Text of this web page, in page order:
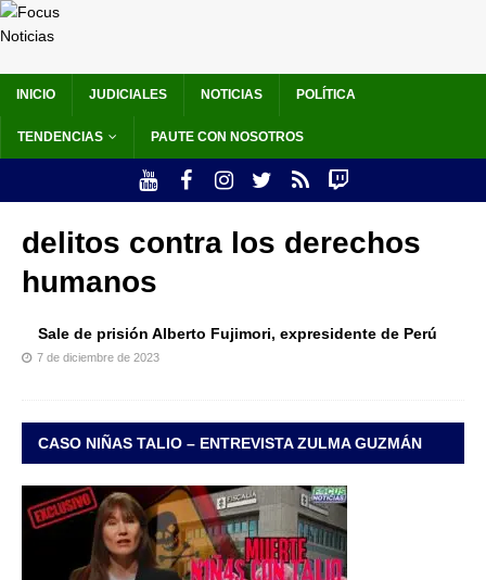
INICIO JUDICIALES NOTICIAS POLÍTICA
TENDENCIAS PAUTE CON NOSOTROS
delitos contra los derechos
humanos
Sale de prisión Alberto Fujimori, expresidente de Perú
7 de diciembre de 2023
CASO NIÑAS TALIO – ENTREVISTA ZULMA GUZMÁN